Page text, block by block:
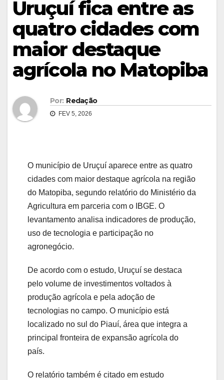
Uruçuí fica entre as
quatro cidades com
maior destaque
agrícola no Matopiba
Por: Redação
FEV 5, 2026
O município de Uruçuí aparece entre as quatro
cidades com maior destaque agrícola na região
do Matopiba, segundo relatório do Ministério da
Agricultura em parceria com o IBGE. O
levantamento analisa indicadores de produção,
uso de tecnologia e participação no
agronegócio.
De acordo com o estudo, Uruçuí se destaca
pelo volume de investimentos voltados à
produção agrícola e pela adoção de
tecnologias no campo. O município está
localizado no sul do Piauí, área que integra a
principal fronteira de expansão agrícola do
país.
O relatório também é citado em estudo